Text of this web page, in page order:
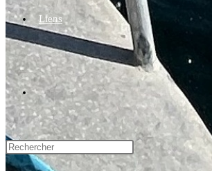
Liens
Toggle
website